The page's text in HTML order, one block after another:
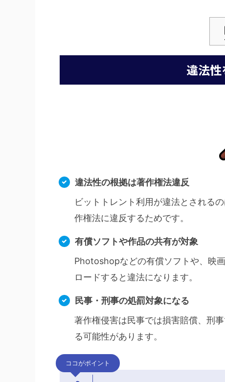
違法
違法性の根拠は著作権法違反
ビットトレント利用が違法とされる
作権法に違反するためです。
有償ソフトや作品の共有が対象
Photoshopなどの有償ソフトや、映
ロードすると違法になります。
民事・刑事の処罰対象になる
著作権侵害は民事では損害賠償、刑
る可能性があります。
ココがポイント